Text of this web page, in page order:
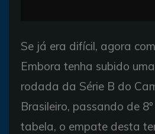
Se já era difícil, agora
Embora tenha subido
rodada da Série B do
Brasileiro, passando de
tabela, o empate desta